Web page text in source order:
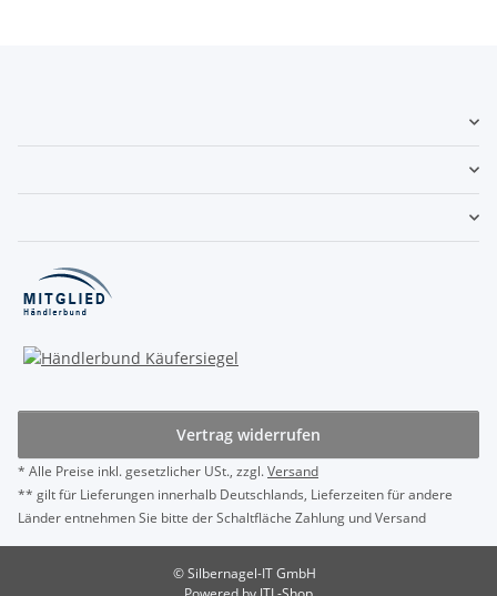
Vertrag widerrufen
* Alle Preise inkl. gesetzlicher USt., zzgl.Versand
** gilt für Lieferungen innerhalb Deutschlands, Lieferzeiten für andere
Länder entnehmen Sie bitte der Schaltfläche Zahlung und Versand
© Silbernagel-IT GmbH